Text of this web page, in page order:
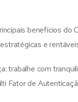
benefícios do
estratégicas e
trabalhe com
Fator de